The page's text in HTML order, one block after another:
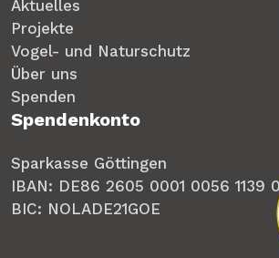
Aktuelles
Projekte
Vogel- und Naturschutz
Über uns
Spenden
Spendenkonto
Sparkasse Göttingen
IBAN: DE86 2605 0001 0056 1139
BIC: NOLADE21GOE